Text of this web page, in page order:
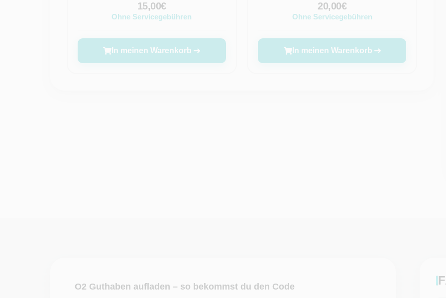
15,00€
Ohne Servicegebühren
In meinen Warenkorb
20,00€
Ohne Servicegebühren
In meinen Warenkorb
O2 Guthaben aufladen – so bekommst du den Code